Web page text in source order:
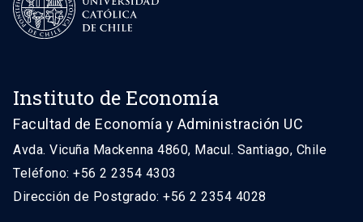
Instituto de Economía
Facultad de Economía y Administración UC
Avda. Vicuña Mackenna 4860, Macul. Santiago, Chile
Teléfono: +56 2 2354 4303
Dirección de Postgrado: +56 2 2354 4028